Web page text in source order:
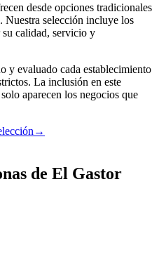
desde opciones tradicionales
Nuestra selección incluye los
su calidad, servicio y
y evaluado cada establecimiento
La inclusión en este
aparecen los negocios que
→
de El Gastor